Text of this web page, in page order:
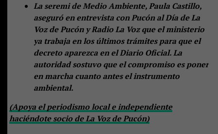
La seremi de Medio Ambiente, Paula Castillo,
aseguró en entrevista con Pucón al Día de La
Voz de Pucón y Radio La Voz que el ministerio
ya trabaja en los últimos trámites para que el
decreto aparezca en el Diario Oficial. La
autoridad sostuvo que el compromiso es poner
en marcha cuanto antes el instrumento
ambiental.
(Apoya el periodismo local e independiente
haciéndote socio de La Voz de Pucón)